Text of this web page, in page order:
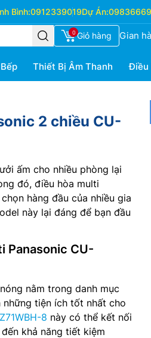
Bình:0912339019Dự Án:
0 Giỏ hàng Gian
Thiết Bị Âm Thanh Điều
2 chiều CU-
ấm cho nhiều phòng lại
đó, điều hòa multi
hàng đầu của nhiều gia
này lại đáng để bạn đầu
Panasonic CU-
nằm trong danh mục
tiện ích tốt nhất cho
8 này có thể kết nối
khả năng tiết kiệm